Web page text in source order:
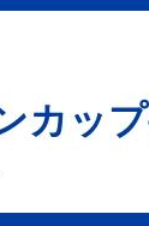
カッ